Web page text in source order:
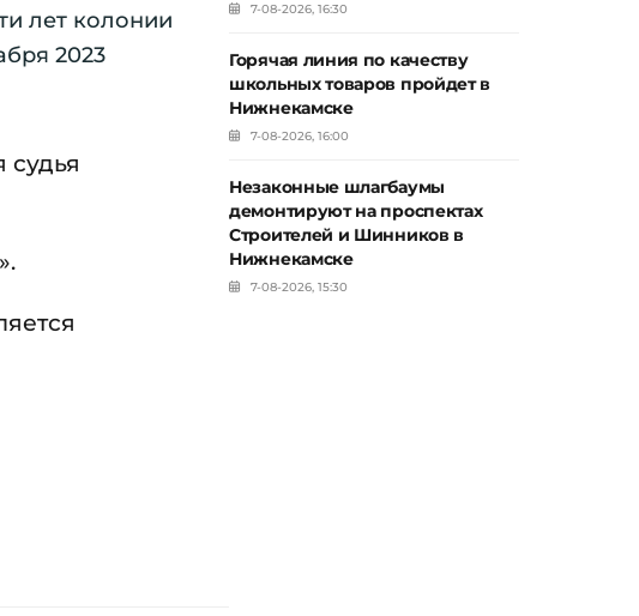
лет колонии
2023
7-08-2026, 16:30
Горячая линия по качеству
школьных товаров пройдет в
Нижнекамске
7-08-2026, 16:00
Незаконные шлагбаумы
демонтируют на проспектах
Строителей и Шинников в
Нижнекамске
7-08-2026, 15:30